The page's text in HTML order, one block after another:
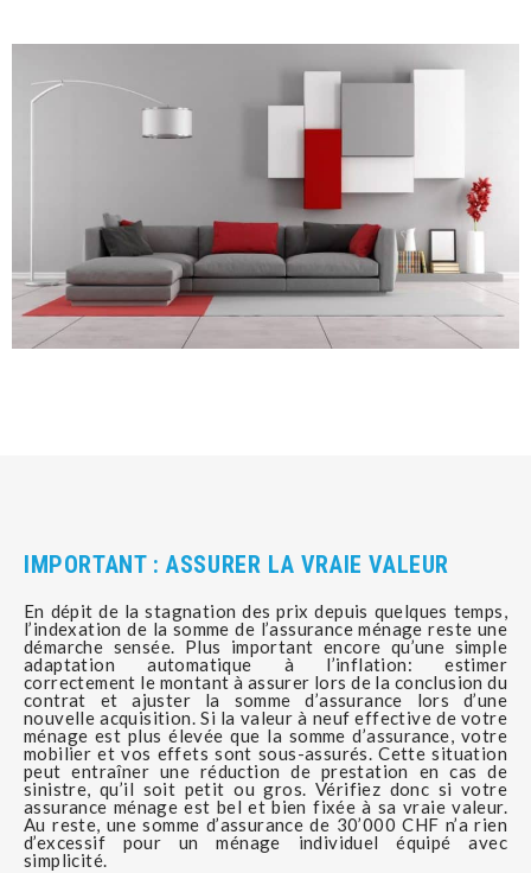
IMPORTANT : ASSURER LA VRAIE VALEUR
En dépit de la stagnation des prix depuis quelques temps,
l’indexation de la somme de l’assurance ménage reste une
démarche sensée. Plus important encore qu’une simple
adaptation automatique à l’inflation: estimer
correctement le montant à assurer lors de la conclusion du
contrat et ajuster la somme d’assurance lors d’une
nouvelle acquisition. Si la valeur à neuf effective de votre
ménage est plus élevée que la somme d’assurance, votre
mobilier et vos effets sont sous-assurés. Cette situation
peut entraîner une réduction de prestation en cas de
sinistre, qu’il soit petit ou gros. Vérifiez donc si votre
assurance ménage est bel et bien fixée à sa vraie valeur.
Au reste, une somme d’assurance de 30’000 CHF n’a rien
d’excessif pour un ménage individuel équipé avec
simplicité.